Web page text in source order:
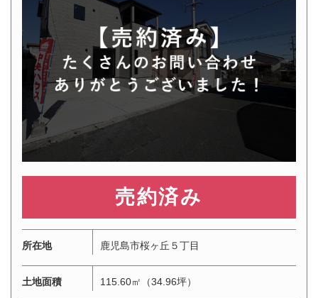
3,290万円
所在地 鹿児島市桜ヶ丘５丁目
土地面積 115.60㎡（34.96坪）